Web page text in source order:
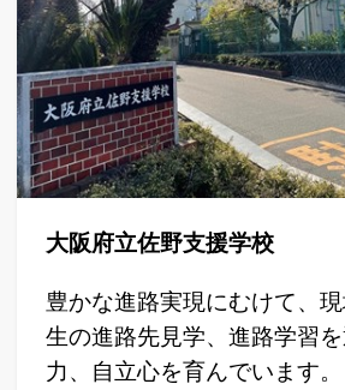
大阪府立佐野支援学校
豊かな進路実現にむけて、
生の進路先見学、進路学習を
力、自立心を育んでいます。